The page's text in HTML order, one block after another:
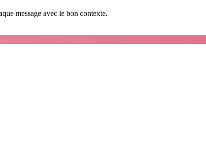
message avec le bon contexte.